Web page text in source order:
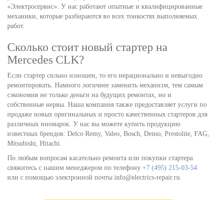
«Электросервис». У нас работают опытные и квалифицированные
механики, которые разбираются во всех тонкостях выполняемых
работ.
Сколько стоит новый стартер на
Mercedes CLK?
Если стартер сильно изношен, то его нерационально и невыгодно
ремонтировать. Намного логичнее заменить механизм, тем самым
сэкономив не только деньги на будущих ремонтах, но и
собственные нервы. Наша компания также предоставляет услуги по
продаже новых оригинальных и просто качественных стартеров для
различных иномарок. У нас вы можете купить продукцию
известных брендов: Delco Remy, Valeo, Bosch, Denso, Prestolite, FAG,
Mitsubishi, Hitachi.
По любым вопросам касательно ремонта или покупки стартера
свяжитесь с нашим менеджером по телефону +7 (495) 215-03-54
или с помощью электронной почты info@electrics-repair.ru.